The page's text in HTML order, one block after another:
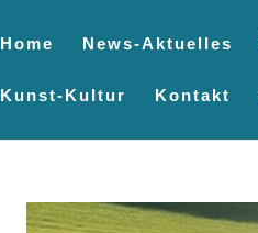
Home News-Aktuelles
Kunst-Kultur Kontakt